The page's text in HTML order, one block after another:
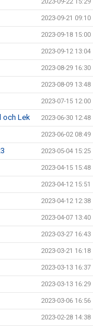
2023-09-21 09:10
2023-09-18 15:00
2023-09-12 13:04
2023-08-29 16:30
2023-08-09 13:48
2023-07-15 12:00
och Lek 2023-06-30 12:48
2023-06-02 08:49
2023-05-04 15:25
2023-04-15 15:48
2023-04-12 15:51
2023-04-12 12:38
2023-04-07 13:40
2023-03-27 16:43
2023-03-21 16:18
2023-03-13 16:37
2023-03-13 16:29
2023-03-06 16:56
2023-02-28 14:38